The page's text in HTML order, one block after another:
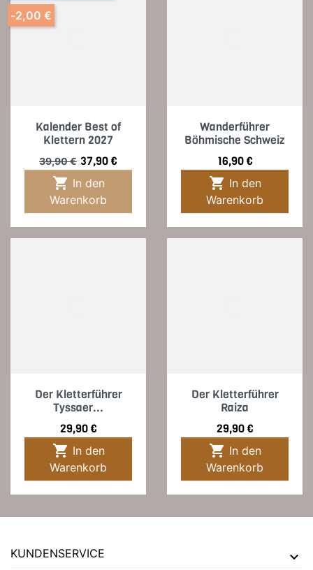
Kalender Best of
Klettern 2027
Verkaufspreis
39,90 € Preis
37,90 €

Warenkorb
-2,00 €
Wanderführer
Böhmische Schweiz
Preis
16,90 €

Warenkorb
Der Kletterführer
Tyssaer...
Preis
29,90 €

Warenkorb
Der Kletterführer
Raiza
Preis
29,90 €

Warenkorb
KUNDENSERVICE